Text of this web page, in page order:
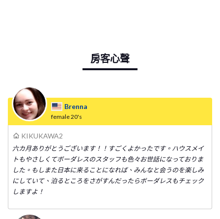
交流機會！ 相信你一定能在BORDERLESS HOUSE町屋1度過快樂又
難忘的時光， 為你在日本的生活留下美好回憶。
房客心聲
Brenna
female20's
KIKUKAWA2
六カ月ありがとうございます！！すごくよかったです。ハウスメイ
トもやさしくてボーダレスのスタッフも色々お世話になっておりま
した。もしまた日本に来ることになれば、みんなと会うのを楽しみ
にしていて、泊るところをさがすんだったらボーダレスもチェック
しますよ！